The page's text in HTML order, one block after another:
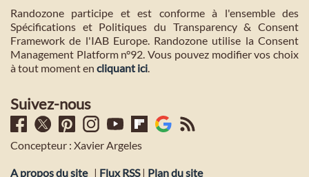
Randozone participe et est conforme à l'ensemble des
Spécifications et Politiques du Transparency & Consent
Framework de l'IAB Europe. Randozone utilise la Consent
Management Platform n°92. Vous pouvez modifier vos choix
à tout moment en cliquant ici.
Suivez-nous
Concepteur : Xavier Argeles
A propos du site | Flux RSS| Plan du site